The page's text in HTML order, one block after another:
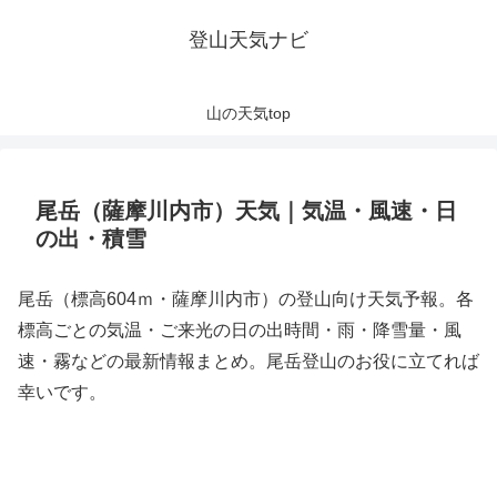
登山天気ナビ
山の天気top
尾岳（薩摩川内市）天気｜気温・風速・日
の出・積雪
尾岳（標高604ｍ・薩摩川内市）の登山向け天気予報。各
標高ごとの気温・ご来光の日の出時間・雨・降雪量・風
速・霧などの最新情報まとめ。尾岳登山のお役に立てれば
幸いです。